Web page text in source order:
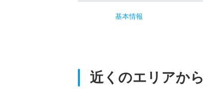
基本情報
近くのエリアから